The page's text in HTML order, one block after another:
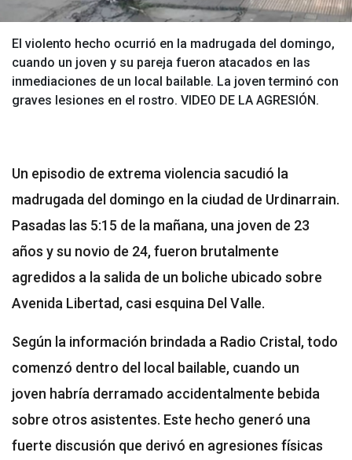
El violento hecho ocurrió en la madrugada del domingo,
cuando un joven y su pareja fueron atacados en las
inmediaciones de un local bailable. La joven terminó con
graves lesiones en el rostro. VIDEO DE LA AGRESIÓN.
Un episodio de extrema violencia sacudió la
madrugada del domingo en la ciudad de Urdinarrain.
Pasadas las 5:15 de la mañana, una joven de 23
años y su novio de 24, fueron brutalmente
agredidos a la salida de un boliche ubicado sobre
Avenida Libertad, casi esquina Del Valle.
Según la información brindada a Radio Cristal, todo
comenzó dentro del local bailable, cuando un
joven habría derramado accidentalmente bebida
sobre otros asistentes. Este hecho generó una
fuerte discusión que derivó en agresiones físicas